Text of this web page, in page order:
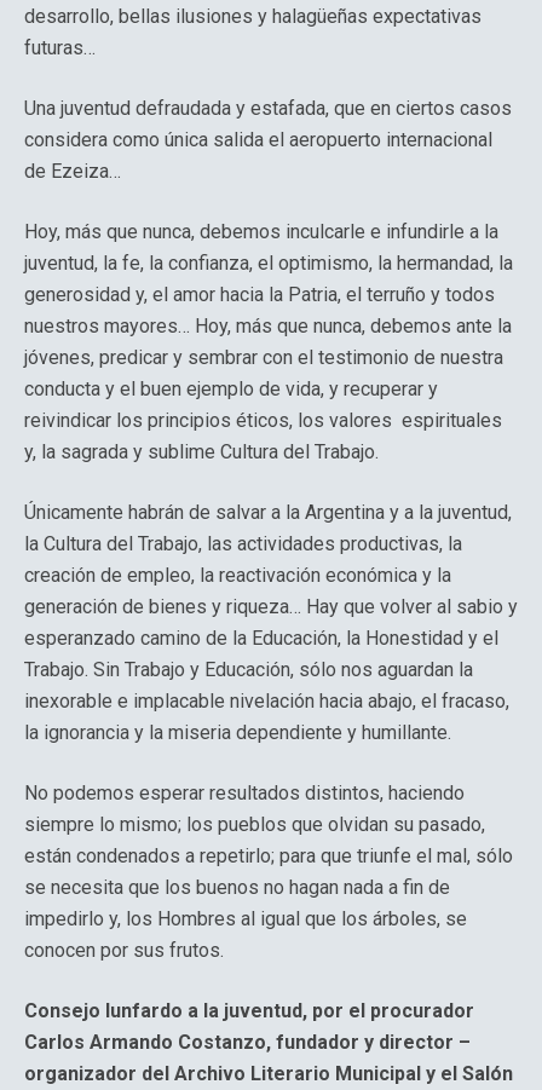
desarrollo, bellas ilusiones y halagüeñas expectativas
futuras…
Una juventud defraudada y estafada, que en ciertos casos
considera como única salida el aeropuerto internacional
de Ezeiza…
Hoy, más que nunca, debemos inculcarle e infundirle a la
juventud, la fe, la confianza, el optimismo, la hermandad, la
generosidad y, el amor hacia la Patria, el terruño y todos
nuestros mayores… Hoy, más que nunca, debemos ante la
jóvenes, predicar y sembrar con el testimonio de nuestra
conducta y el buen ejemplo de vida, y recuperar y
reivindicar los principios éticos, los valores espirituales
y, la sagrada y sublime Cultura del Trabajo.
Únicamente habrán de salvar a la Argentina y a la juventud,
la Cultura del Trabajo, las actividades productivas, la
creación de empleo, la reactivación económica y la
generación de bienes y riqueza… Hay que volver al sabio y
esperanzado camino de la Educación, la Honestidad y el
Trabajo. Sin Trabajo y Educación, sólo nos aguardan la
inexorable e implacable nivelación hacia abajo, el fracaso,
la ignorancia y la miseria dependiente y humillante.
No podemos esperar resultados distintos, haciendo
siempre lo mismo; los pueblos que olvidan su pasado,
están condenados a repetirlo; para que triunfe el mal, sólo
se necesita que los buenos no hagan nada a fin de
impedirlo y, los Hombres al igual que los árboles, se
conocen por sus frutos.
Consejo lunfardo a la juventud, por el procurador
Carlos Armando Costanzo, fundador y director –
organizador del Archivo Literario Municipal y el Salón